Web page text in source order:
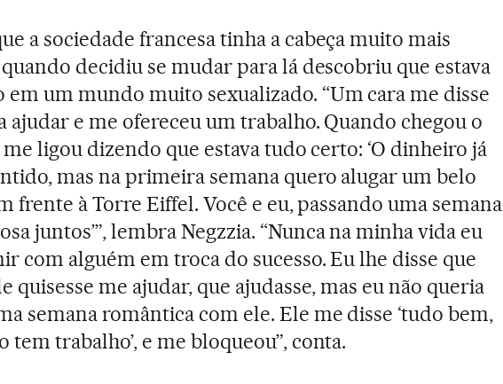
a sociedade francesa tinha a cabeça muito mais
decidiu se mudar para lá descobriu que estava
em um mundo muito sexualizado. “Um cara me disse
ajudar e me ofereceu um trabalho. Quando chegou o
ligou dizendo que estava tudo certo: ‘O dinheiro já
mas na primeira semana quero alugar um belo
frente à Torre Eiffel. Você e eu, passando uma semana
juntos’”, lembra Negzzia. “Nunca na minha vida eu
com alguém em troca do sucesso. Eu lhe disse que
quisesse me ajudar, que ajudasse, mas eu não queria
semana romântica com ele. Ele me disse ‘tudo bem,
tem trabalho’, e me bloqueou”, conta.